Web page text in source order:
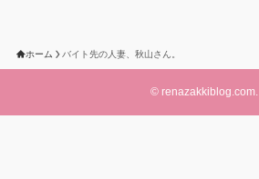
ホーム バイト先の人妻、秋山さん。
© renazakkiblog.com.